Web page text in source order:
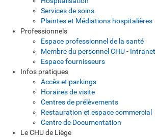
Services de soins
Plaintes et Médiations hospitalières
Professionnels
Espace professionnel de la santé
Membre du personnel CHU - Intranet
Espace fournisseurs
Infos pratiques
Accès et parkings
Horaires de visite
Centres de prélèvements
Restauration et espace commercial
Centre de Documentation
Le CHU de Liège